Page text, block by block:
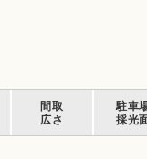
間取
広さ
駐車
採光